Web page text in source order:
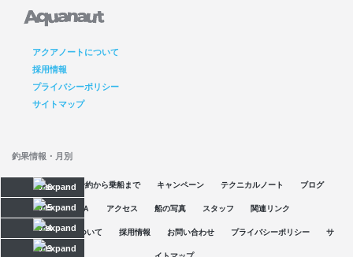
釣果情報・月別
2026
2025
2024
2023
アクアノートについて
採用情報
プライバシーポリシー
サイトマップ
空席情報 予約から乗船まで キャンペーン テクニカルノート ブログ
Ｑ＆Ａ アクセス 船の写真 スタッフ 関連リンク
アクアノートについて 採用情報 お問い合わせ プライバシーポリシー サ